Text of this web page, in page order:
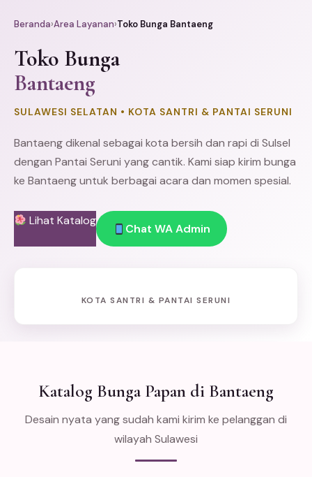
Beranda›Area Layanan›Toko Bunga Bantaeng
Toko Bunga
Bantaeng
SULAWESI SELATAN • KOTA SANTRI & PANTAI SERUNI
Bantaeng dikenal sebagai kota bersih dan rapi di Sulsel
dengan Pantai Seruni yang cantik. Kami siap kirim bunga
ke Bantaeng untuk berbagai acara dan momen spesial.
Lihat Katalog
Chat WA Admin
KOTA SANTRI & PANTAI SERUNI
Katalog Bunga Papan di Bantaeng
Desain nyata yang sudah kami kirim ke pelanggan di
wilayah Sulawesi